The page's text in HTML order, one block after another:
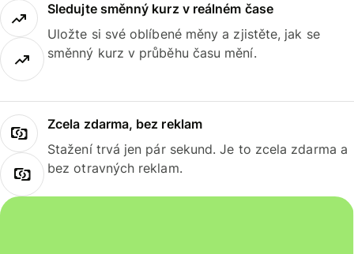
Sledujte směnný kurz v reálném čase
Uložte si své oblíbené měny a zjistěte, jak se
směnný kurz v průběhu času mění.
Zcela zdarma, bez reklam
Stažení trvá jen pár sekund. Je to zcela zdarma a
bez otravných reklam.